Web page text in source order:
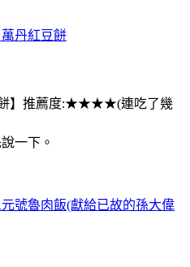
萬丹紅豆餅
餅】推薦度:★★★★(連吃了幾
一下。
號魯肉飯(獻給已故的孫大偉